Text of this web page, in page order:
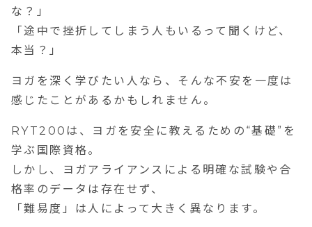
な？」
「途中で挫折してしまう人もいるって聞くけど、
本当？」
ヨガを深く学びたい人なら、そんな不安を一度は
感じたことがあるかもしれません。
RYT200は、ヨガを安全に教えるための“基礎”を
学ぶ国際資格。
しかし、ヨガアライアンスによる明確な試験や合
格率のデータは存在せず、
「難易度」は人によって大きく異なります。